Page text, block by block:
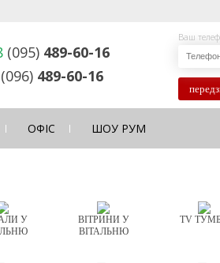
(095) 489-60-16
(096) 489-60-16
Ваш
ОФІС ШОУ РУМ
У
ВІТРИНИ У
ВІТАЛЬНЮ
TV